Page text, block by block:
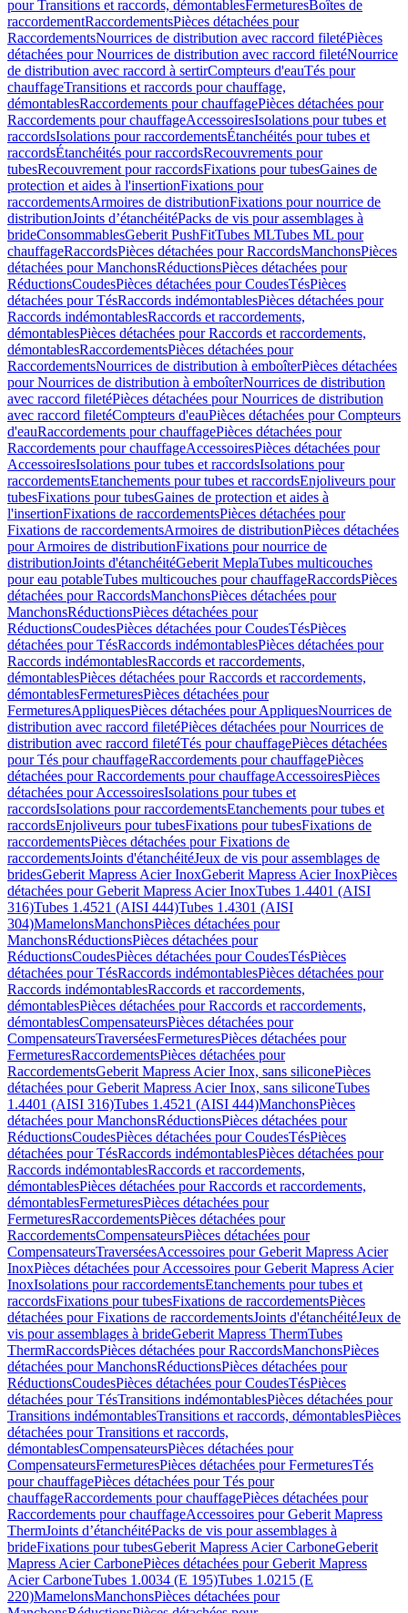
pour Transitions et raccords, démontablesFermeturesBoîtes de
raccordementRaccordementsPièces détachées pour
RaccordementsNourrices de distribution avec raccord filetéPièces
détachées pour Nourrices de distribution avec raccord filetéNourrice
de distribution avec raccord à sertirCompteurs d'eauTés pour
chauffageTransitions et raccords pour chauffage,
démontablesRaccordements pour chauffagePièces détachées pour
Raccordements pour chauffageAccessoiresIsolations pour tubes et
raccordsIsolations pour raccordementsÉtanchéités pour tubes et
raccordsÉtanchéités pour raccordsRecouvrements pour
tubesRecouvrement pour raccordsFixations pour tubesGaines de
protection et aides à l'insertionFixations pour
raccordementsArmoires de distributionFixations pour nourrice de
distributionJoints d’étanchéitéPacks de vis pour assemblages à
brideConsommablesGeberit PushFitTubes MLTubes ML pour
chauffageRaccordsPièces détachées pour RaccordsManchonsPièces
détachées pour ManchonsRéductionsPièces détachées pour
RéductionsCoudesPièces détachées pour CoudesTésPièces
détachées pour TésRaccords indémontablesPièces détachées pour
Raccords indémontablesRaccords et raccordements,
démontablesPièces détachées pour Raccords et raccordements,
démontablesRaccordementsPièces détachées pour
RaccordementsNourrices de distribution à emboîterPièces détachées
pour Nourrices de distribution à emboîterNourrices de distribution
avec raccord filetéPièces détachées pour Nourrices de distribution
avec raccord filetéCompteurs d'eauPièces détachées pour Compteurs
d'eauRaccordements pour chauffagePièces détachées pour
Raccordements pour chauffageAccessoiresPièces détachées pour
AccessoiresIsolations pour tubes et raccordsIsolations pour
raccordementsEtanchements pour tubes et raccordsEnjoliveurs pour
tubesFixations pour tubesGaines de protection et aides à
l'insertionFixations de raccordementsPièces détachées pour
Fixations de raccordementsArmoires de distributionPièces détachées
pour Armoires de distributionFixations pour nourrice de
distributionJoints d'étanchéitéGeberit MeplaTubes multicouches
pour eau potableTubes multicouches pour chauffageRaccordsPièces
détachées pour RaccordsManchonsPièces détachées pour
ManchonsRéductionsPièces détachées pour
RéductionsCoudesPièces détachées pour CoudesTésPièces
détachées pour TésRaccords indémontablesPièces détachées pour
Raccords indémontablesRaccords et raccordements,
démontablesPièces détachées pour Raccords et raccordements,
démontablesFermeturesPièces détachées pour
FermeturesAppliquesPièces détachées pour AppliquesNourrices de
distribution avec raccord filetéPièces détachées pour Nourrices de
distribution avec raccord filetéTés pour chauffagePièces détachées
pour Tés pour chauffageRaccordements pour chauffagePièces
détachées pour Raccordements pour chauffageAccessoiresPièces
détachées pour AccessoiresIsolations pour tubes et
raccordsIsolations pour raccordementsEtanchements pour tubes et
raccordsEnjoliveurs pour tubesFixations pour tubesFixations de
raccordementsPièces détachées pour Fixations de
raccordementsJoints d'étanchéitéJeux de vis pour assemblages de
bridesGeberit Mapress Acier InoxGeberit Mapress Acier InoxPièces
détachées pour Geberit Mapress Acier InoxTubes 1.4401 (AISI
316)Tubes 1.4521 (AISI 444)Tubes 1.4301 (AISI
304)MamelonsManchonsPièces détachées pour
ManchonsRéductionsPièces détachées pour
RéductionsCoudesPièces détachées pour CoudesTésPièces
détachées pour TésRaccords indémontablesPièces détachées pour
Raccords indémontablesRaccords et raccordements,
démontablesPièces détachées pour Raccords et raccordements,
démontablesCompensateursPièces détachées pour
CompensateursTraverséesFermeturesPièces détachées pour
FermeturesRaccordementsPièces détachées pour
RaccordementsGeberit Mapress Acier Inox, sans siliconePièces
détachées pour Geberit Mapress Acier Inox, sans siliconeTubes
1.4401 (AISI 316)Tubes 1.4521 (AISI 444)ManchonsPièces
détachées pour ManchonsRéductionsPièces détachées pour
RéductionsCoudesPièces détachées pour CoudesTésPièces
détachées pour TésRaccords indémontablesPièces détachées pour
Raccords indémontablesRaccords et raccordements,
démontablesPièces détachées pour Raccords et raccordements,
démontablesFermeturesPièces détachées pour
FermeturesRaccordementsPièces détachées pour
RaccordementsCompensateursPièces détachées pour
CompensateursTraverséesAccessoires pour Geberit Mapress Acier
InoxPièces détachées pour Accessoires pour Geberit Mapress Acier
InoxIsolations pour raccordementsEtanchements pour tubes et
raccordsFixations pour tubesFixations de raccordementsPièces
détachées pour Fixations de raccordementsJoints d'étanchéitéJeux de
vis pour assemblages à brideGeberit Mapress ThermTubes
ThermRaccordsPièces détachées pour RaccordsManchonsPièces
détachées pour ManchonsRéductionsPièces détachées pour
RéductionsCoudesPièces détachées pour CoudesTésPièces
détachées pour TésTransitions indémontablesPièces détachées pour
Transitions indémontablesTransitions et raccords, démontablesPièces
détachées pour Transitions et raccords,
démontablesCompensateursPièces détachées pour
CompensateursFermeturesPièces détachées pour FermeturesTés
pour chauffagePièces détachées pour Tés pour
chauffageRaccordements pour chauffagePièces détachées pour
Raccordements pour chauffageAccessoires pour Geberit Mapress
ThermJoints d’étanchéitéPacks de vis pour assemblages à
brideFixations pour tubesGeberit Mapress Acier CarboneGeberit
Mapress Acier CarbonePièces détachées pour Geberit Mapress
Acier CarboneTubes 1.0034 (E 195)Tubes 1.0215 (E
220)MamelonsManchonsPièces détachées pour